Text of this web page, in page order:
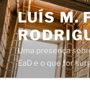
Saltar
para
o
conteúdo
LUÍS M.
Uma presença
EaD e o que for